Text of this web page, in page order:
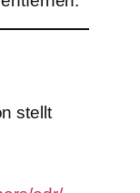
stellt